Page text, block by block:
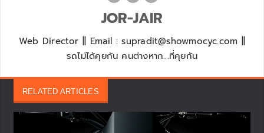
JOR-JAIR
Web Director || Email : supradit@showmocyc.com ||
รถไม่ได้คุยกัน คนต่างหาก...ที่คุยกัน
RELATED ARTICLES